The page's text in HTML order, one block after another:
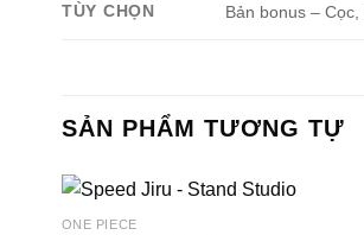
TÙY CHỌN Bản bonus –
SẢN PHẨM TƯƠNG TỰ
ONE PIECE